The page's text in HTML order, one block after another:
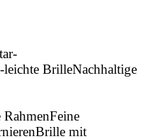
leichte BrilleNachhaltige
RahmenFeine
Brille mit